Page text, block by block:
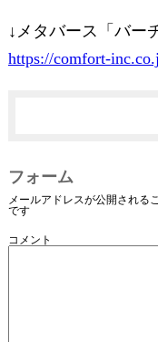
↓メタバース「バー
https://comfort-
フォーム
メールアドレスが公開される
です
コメント